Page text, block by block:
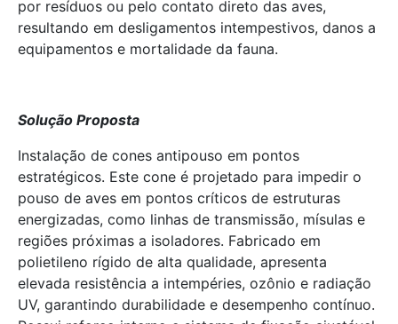
por resíduos ou pelo contato direto das aves,
resultando em desligamentos intempestivos, danos a
equipamentos e mortalidade da fauna.
Solução Proposta
Instalação de cones antipouso em pontos
estratégicos. Este cone é projetado para impedir o
pouso de aves em pontos críticos de estruturas
energizadas, como linhas de transmissão, mísulas e
regiões próximas a isoladores. Fabricado em
polietileno rígido de alta qualidade, apresenta
elevada resistência a intempéries, ozônio e radiação
UV, garantindo durabilidade e desempenho contínuo.